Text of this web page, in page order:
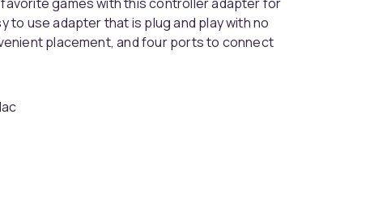
to use adapter that is plug and play with no
placement, and four ports to connect